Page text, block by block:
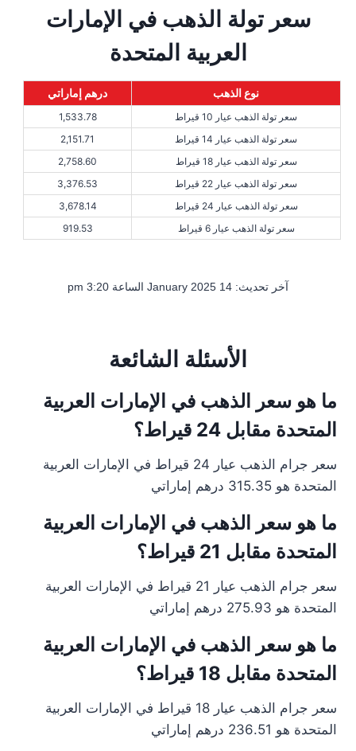
سعر تولة الذهب في الإمارات
العربية المتحدة
نوع الذهب درهم إماراتي
سعر تولة الذهب عيار 10 قيراط
1,533.78
سعر تولة الذهب عيار 14 قيراط
2,151.71
سعر تولة الذهب عيار 18 قيراط
2,758.60
سعر تولة الذهب عيار 22 قيراط
3,376.53
سعر تولة الذهب عيار 24 قيراط
3,678.14
سعر تولة الذهب عيار 6 قيراط
919.53
آخر تحديث: 14 January 2025 الساعة 3:20 pm
الأسئلة الشائعة
ما هو سعر الذهب في الإمارات العربية
المتحدة مقابل 24 قيراط؟
سعر جرام الذهب عيار 24 قيراط في الإمارات العربية
المتحدة هو 315.35 درهم إماراتي
ما هو سعر الذهب في الإمارات العربية
المتحدة مقابل 21 قيراط؟
سعر جرام الذهب عيار 21 قيراط في الإمارات العربية
المتحدة هو 275.93 درهم إماراتي
ما هو سعر الذهب في الإمارات العربية
المتحدة مقابل 18 قيراط؟
سعر جرام الذهب عيار 18 قيراط في الإمارات العربية
المتحدة هو 236.51 درهم إماراتي